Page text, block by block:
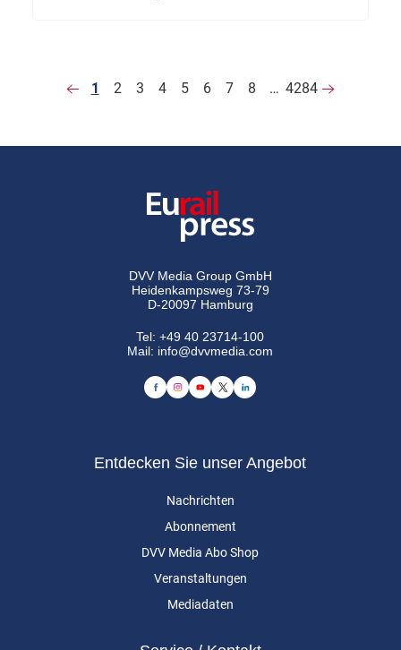
1 2 3 4 5 6 7 8 … 4284
DVV Media Group GmbH
Heidenkampsweg 73-79
D-20097 Hamburg
Tel:+49 40 23714-100
Mail: info@dvvmedia.com
Entdecken Sie unser Angebot
Nachrichten
Abonnement
DVV Media Abo Shop
Veranstaltungen
Mediadaten